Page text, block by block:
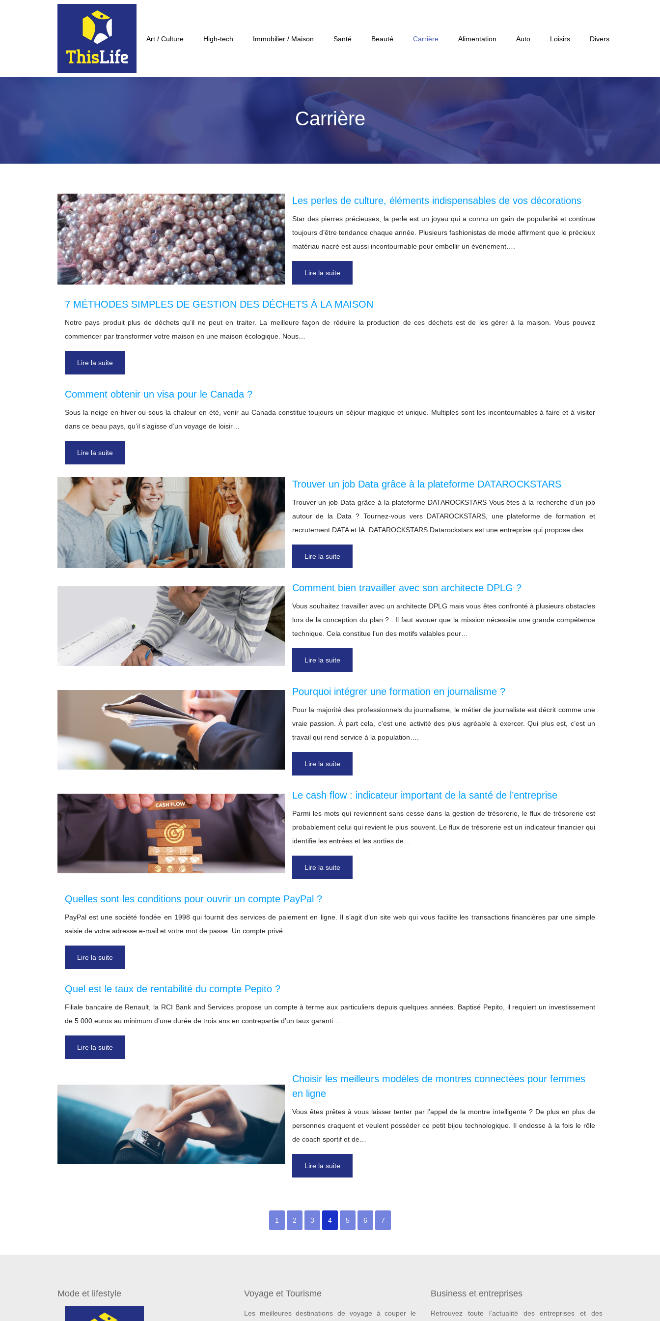
Art / Culture High-tech Immobilier / Maison Santé Beauté Carrière Alimentation Auto Loisirs Divers
Carrière
Les perles de culture, éléments indispensables de vos décorations
Star des pierres précieuses, la perle est un joyau qui a connu un gain de popularité et continue
toujours d’être tendance chaque année. Plusieurs fashionistas de mode affirment que le précieux
matériau nacré est aussi incontournable pour embellir un évènement….
Lire la suite
7 MÉTHODES SIMPLES DE GESTION DES DÉCHETS À LA MAISON
Notre pays produit plus de déchets qu’il ne peut en traiter. La meilleure façon de réduire la production de ces déchets est de les gérer à la maison. Vous pouvez
commencer par transformer votre maison en une maison écologique. Nous…
Lire la suite
Comment obtenir un visa pour le Canada ?
Sous la neige en hiver ou sous la chaleur en été, venir au Canada constitue toujours un séjour magique et unique. Multiples sont les incontournables à faire et à visiter
dans ce beau pays, qu’il s’agisse d’un voyage de loisir…
Lire la suite
Trouver un job Data grâce à la plateforme DATAROCKSTARS
Trouver un job Data grâce à la plateforme DATAROCKSTARS Vous êtes à la recherche d’un job
autour de la Data ? Tournez-vous vers DATAROCKSTARS, une plateforme de formation et
recrutement DATA et IA. DATAROCKSTARS Datarockstars est une entreprise qui propose des…
Lire la suite
Comment bien travailler avec son architecte DPLG ?
Vous souhaitez travailler avec un architecte DPLG mais vous êtes confronté à plusieurs obstacles
lors de la conception du plan ? . Il faut avouer que la mission nécessite une grande compétence
technique. Cela constitue l’un des motifs valables pour…
Lire la suite
Pourquoi intégrer une formation en journalisme ?
Pour la majorité des professionnels du journalisme, le métier de journaliste est décrit comme une
vraie passion. À part cela, c’est une activité des plus agréable à exercer. Qui plus est, c’est un
travail qui rend service à la population….
Lire la suite
Le cash flow : indicateur important de la santé de l’entreprise
Parmi les mots qui reviennent sans cesse dans la gestion de trésorerie, le flux de trésorerie est
probablement celui qui revient le plus souvent. Le flux de trésorerie est un indicateur financier qui
identifie les entrées et les sorties de…
Lire la suite
Quelles sont les conditions pour ouvrir un compte PayPal ?
PayPal est une société fondée en 1998 qui fournit des services de paiement en ligne. Il s’agit d’un site web qui vous facilite les transactions financières par une simple
saisie de votre adresse e-mail et votre mot de passe. Un compte privé…
Lire la suite
Quel est le taux de rentabilité du compte Pepito ?
Filiale bancaire de Renault, la RCI Bank and Services propose un compte à terme aux particuliers depuis quelques années. Baptisé Pepito, il requiert un investissement
de 5 000 euros au minimum d’une durée de trois ans en contrepartie d’un taux garanti….
Lire la suite
Choisir les meilleurs modèles de montres connectées pour femmes
en ligne
Vous êtes prêtes à vous laisser tenter par l’appel de la montre intelligente ? De plus en plus de
personnes craquent et veulent posséder ce petit bijou technologique. Il endosse à la fois le rôle
de coach sportif et de…
Lire la suite
1 2 3 4 5 6 7
Mode et lifestyle Voyage et Tourisme
Les meilleures destinations de voyage à couper le
Business et entreprises
Retrouvez toute l’actualité des entreprises et des